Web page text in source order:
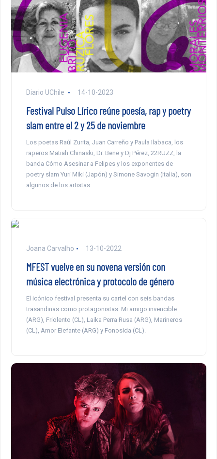
Diario UChile 14-10-2023
Festival Pulso Lírico reúne poesía, rap y poetry
slam entre el 2 y 25 de noviembre
Los poetas Raúl Zurita, Juan Carreño y Paula Ilabaca, los
raperos Matiah Chinaski, Dr. Bene y Dj Pérez, 22RUZZ, la
banda Cómo Asesinar a Felipes y los exponentes de
poetry slam Yuri Miki (Japón) y Simone Savogin (Italia), son
algunos de los artistas.
Joana Carvalho 13-10-2022
MFEST vuelve en su novena versión con
música electrónica y protocolo de género
El icónico festival presenta su cartel con seis bandas
trasandinas como protagonistas: Mi amigo invencible
(ARG), Friolento (CL), Laika Perra Rusa (ARG), Marineros
(CL), Amor Elefante (ARG) y Fonosida (CL).